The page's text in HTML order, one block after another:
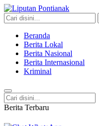
Liputan Pontianak
Berita Terkini dan TerUpdate
Beranda
Berita Lokal
Berita Nasional
Berita Internasional
Kriminal
Berita Terbaru